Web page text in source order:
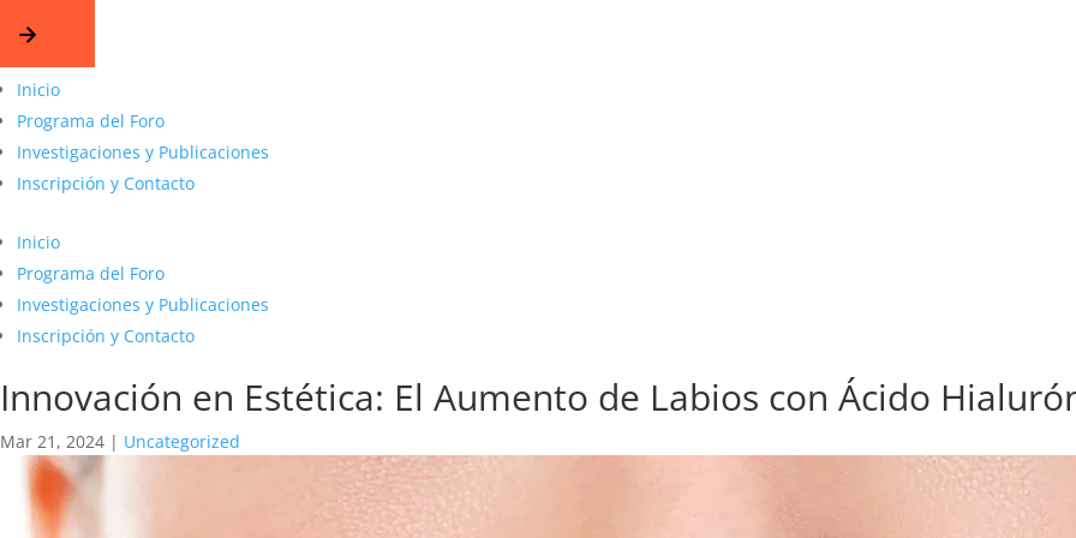
Inicio
Programa del Foro
Investigaciones y Publicaciones
Inscripción y Contacto
Inicio
Programa del Foro
Investigaciones y Publicaciones
Inscripción y Contacto
Innovación en Estética: El Aumento de Labios con Ácido
Mar 21, 2024 | Uncategorized